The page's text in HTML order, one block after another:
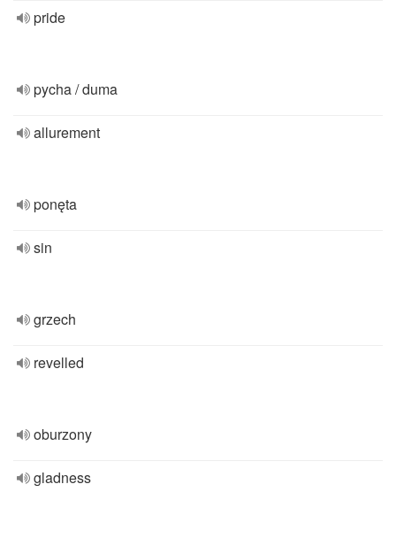
pride
pycha / duma
allurement
ponęta
sin
grzech
revelled
oburzony
gladness